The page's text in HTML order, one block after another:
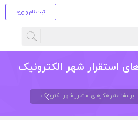
ثبت نام و ورود
استقرار شهر الکترونیک
پرسشنامه راهکارهای استقرار شهر الکترونیک